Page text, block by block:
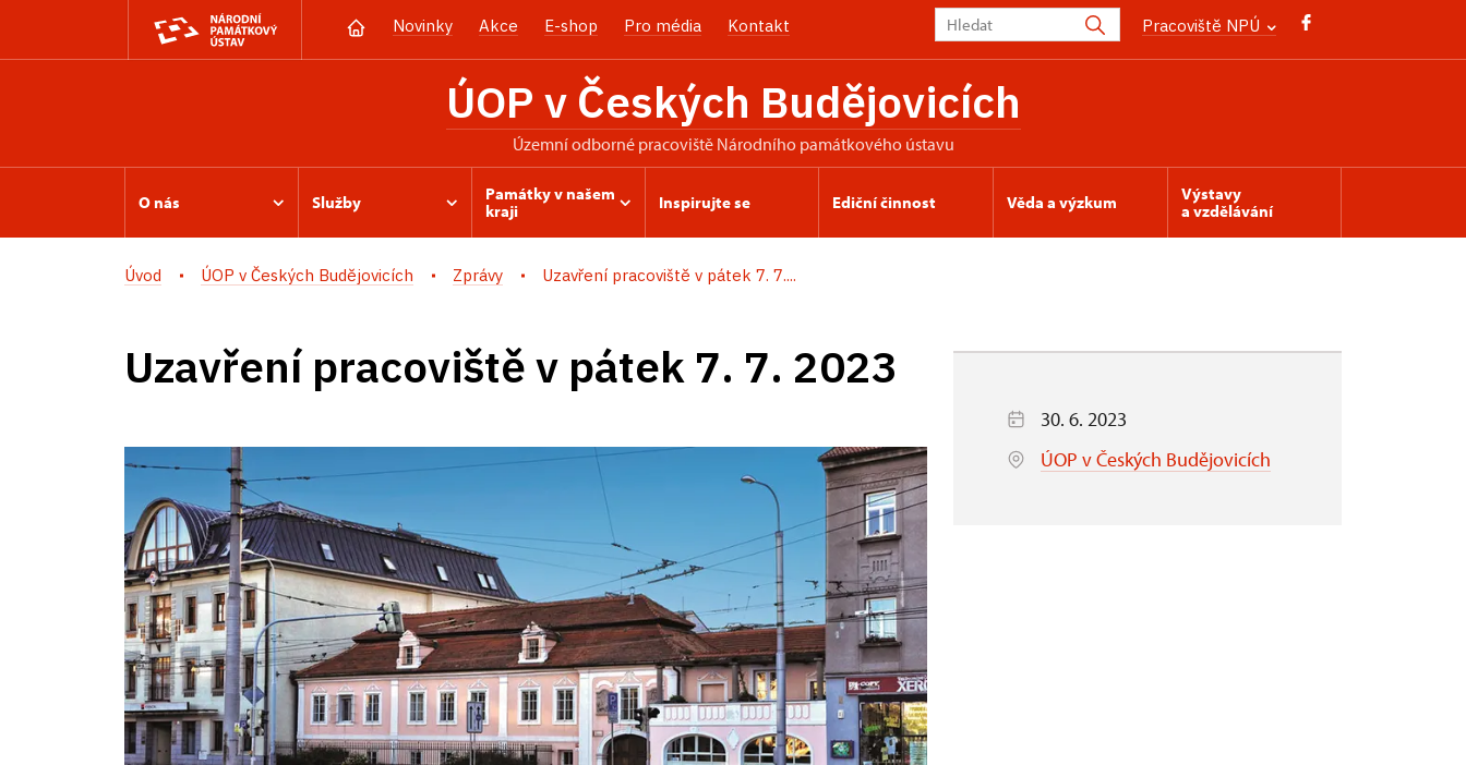
Novinky Akce E-shop Pro média Kontakt Pracoviště NPÚ
ÚOP v Českých Budějovicích
územní odborné pracoviště Národního památkového ústavu
O nás Služby
Památky v našem
kraji
Inspirujte se Ediční činnost Věda a výzkum
Výstavy
a vzdělávání
Úvod ÚOP v Českých Budějovicích Zprávy Uzavření pracoviště v pátek 7. 7....
Uzavření pracoviště v pátek 7. 7. 2023
30. 6. 2023
ÚOP v Českých Budějovicích